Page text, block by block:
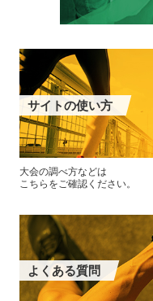
サイトの使い方
大会の調べ方などは
こちらをご確認ください。
よくある質問